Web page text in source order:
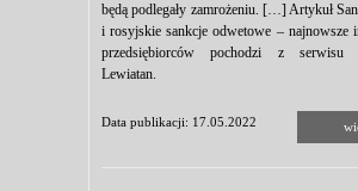
będą podlegały zamrożeniu. […] Artykuł
i rosyjskie sankcje odwetowe – najnowsze
przedsiębiorców pochodzi z serwisu
Lewiatan.
Data publikacji: 17.05.2022